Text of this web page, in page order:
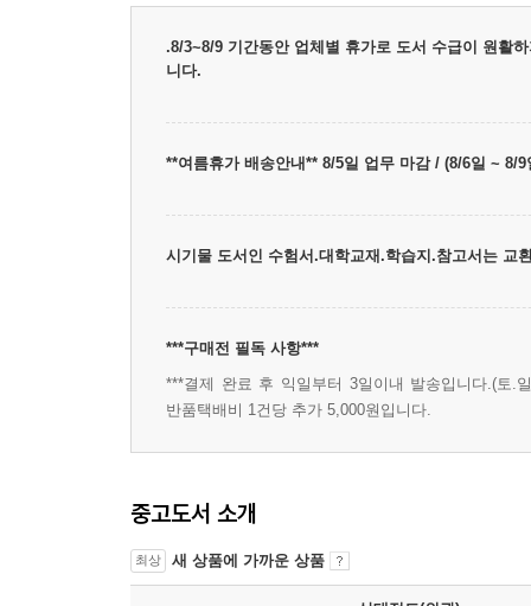
.8/3~8/9 기간동안 업체별 휴가로 도서 수급이 원활
니다.
**여름휴가 배송안내** 8/5일 업무 마감 / (8/6일 ~ 8/
시기물 도서인 수험서.대학교재.학습지.참고서는 교
***구매전 필독 사항***
***결제 완료 후 익일부터 3일이내 발송입니다.(토.
반품택배비 1건당 추가 5,000원입니다.
중고도서 소개
최상 새 상품에 가까운 상품